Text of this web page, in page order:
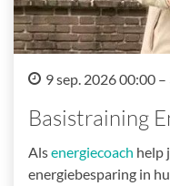
9 sep. 2026 00:00
Basistraining
Alsenergiecoach help
energiebesparing in